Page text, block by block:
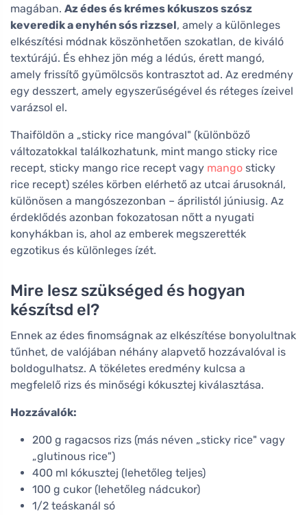
magában. Az édes és krémes kókuszos szósz
keveredik a enyhén sós rizzsel, amely a különleges
elkészítési módnak köszönhetően szokatlan, de kiváló
textúrájú. És ehhez jön még a lédús, érett mangó,
amely frissítő gyümölcsös kontrasztot ad. Az eredmény
egy desszert, amely egyszerűségével és réteges ízeivel
varázsol el.
Thaiföldön a „sticky rice mangóval" (különböző
változatokkal találkozhatunk, mint mango sticky rice
recept, sticky mango rice recept vagy mango sticky
rice recept) széles körben elérhető az utcai árusoknál,
különösen a mangószezonban – áprilistól júniusig. Az
érdeklődés azonban fokozatosan nőtt a nyugati
konyhákban is, ahol az emberek megszerették
egzotikus és különleges ízét.
Mire lesz szükséged és hogyan
készítsd el?
Ennek az édes finomságnak az elkészítése bonyolultnak
tűnhet, de valójában néhány alapvető hozzávalóval is
boldogulhatsz. A tökéletes eredmény kulcsa a
megfelelő rizs és minőségi kókusztej kiválasztása.
Hozzávalók:
200 g ragacsos rizs (más néven „sticky rice" vagy
„glutinous rice")
400 ml kókusztej (lehetőleg teljes)
100 g cukor (lehetőleg nádcukor)
1/2 teáskanál só